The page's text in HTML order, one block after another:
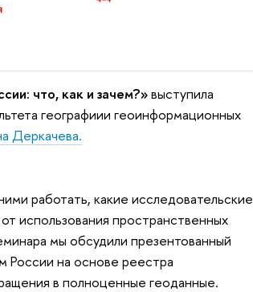
что, как и зачем?»выступила
географиии геоинформационных
Деркачева.
работать, какие исследовательские
использования пространственных
мы обсудили презентованный
России на основе реестра
в полноценные геоданные.